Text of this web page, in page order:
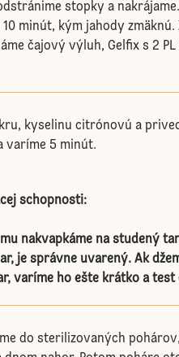
stopky a
minút, kým jahody zmäknú.
čajový výluh, Gelfix s 2
kyselinu citrónovú a
varíme 5 minút.
schopnosti:
nakvapkáme na studený
je správne uvarený. Ak
varíme ho ešte krátko a test
do sterilizovaných